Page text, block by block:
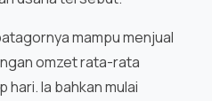
mampu menjual
omzet rata-rata
Ia bahkan mulai